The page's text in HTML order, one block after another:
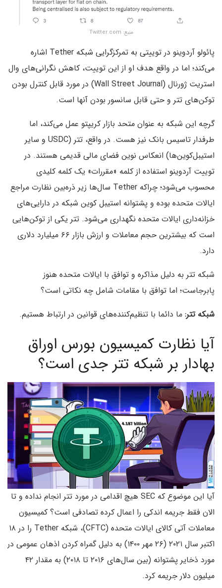
منبع: Twitter.com
پائولو آردوینو در توییتی به تمرکزگرایی شبکه Tether اشاره
می‌کند؛ اما در واقع هدف او از این توییت، کاهش نگرانی‌های وال
استریت ژورنال (Wall Street Journal) در مورد قابل کنترل بودن
توکن‌های تتر و حتی قابل سانسور بودن آنها است.
گرچه این شبکه به عنوان متحد بازار کریپتو عمل می‌کند، اما
طرفدار تاسیس بانک نیز هست. در واقع، تتر (USDC و سایر
استیبل‌کوین‌ها) انعکاس نوین فضای مالی قدیمی هستند. در
توییت آردوینو استفاده از کلمه «مقررات» یک کلمه کلیدی
محسوب می‌شود؛ چراکه Tether سال‌ها زیر ذره‌بین نظارت مراجع
ایالات متحده بوده و پشتوانه استیبل کوین شبکه در دارایی‌های
خزانه‌داری ایالات متحده نگهداری می‌شود. تتر یکی از توکن‌هایی
است که بیشترین حجم معاملات و ارزش بازار ۶۶ میلیارد دلاری
دارد.
شبکه تتر به دلیل مذاکره و توافق با ایالات متحده هنوز
پابرجاست؛ اما توافق با مقامات شامل چه نکاتی است؟
شبکه تتر: ما دائما با تنظیم‌کننده‌های قوانین در ارتباط هستیم.
آیا نظارت کمیسیون بورس اوراق
بهادار بر شبکه تتر جدی است؟
آیا این موضوع که SEC هیچ اقدامی در مورد تتر انجام نداده و تا
الان فقط جریمه اندکی را اعمال کرده تصادفی است؟ کمیسیون
معاملات آتی کالای ایالات متحده (CFTC)، شبکه Tether را در ۱۸
اکتبر سال ۲۰۲۱ (۲۶ مهر ۱۴۰۰) به دلیل گمراه کردن اذهان عمومی در
مورد ذخایر پشتوانه (بین سال‌های ۲۰۱۶ تا ۲۰۱۸) به مقدار ۴۲
میلیون دلار جریمه کرد.